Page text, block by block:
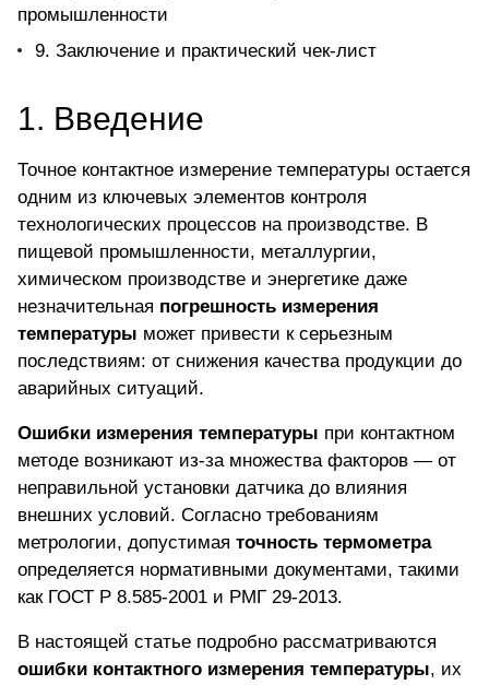
промышленности
9. Заключение и практический чек-лист
1. Введение
Точное контактное измерение температуры остается
одним из ключевых элементов контроля
технологических процессов на производстве. В
пищевой промышленности, металлургии,
химическом производстве и энергетике даже
незначительная погрешность измерения
температуры может привести к серьезным
последствиям: от снижения качества продукции до
аварийных ситуаций.
Ошибки измерения температуры при контактном
методе возникают из-за множества факторов — от
неправильной установки датчика до влияния
внешних условий. Согласно требованиям
метрологии, допустимая точность термометра
определяется нормативными документами, такими
как ГОСТ Р 8.585-2001 и РМГ 29-2013.
В настоящей статье подробно рассматриваются
ошибки контактного измерения температуры, их